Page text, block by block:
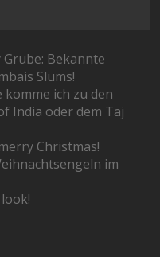
Bekannte
Slums!
komme ich zu den
India oder dem Taj
Christmas!
im